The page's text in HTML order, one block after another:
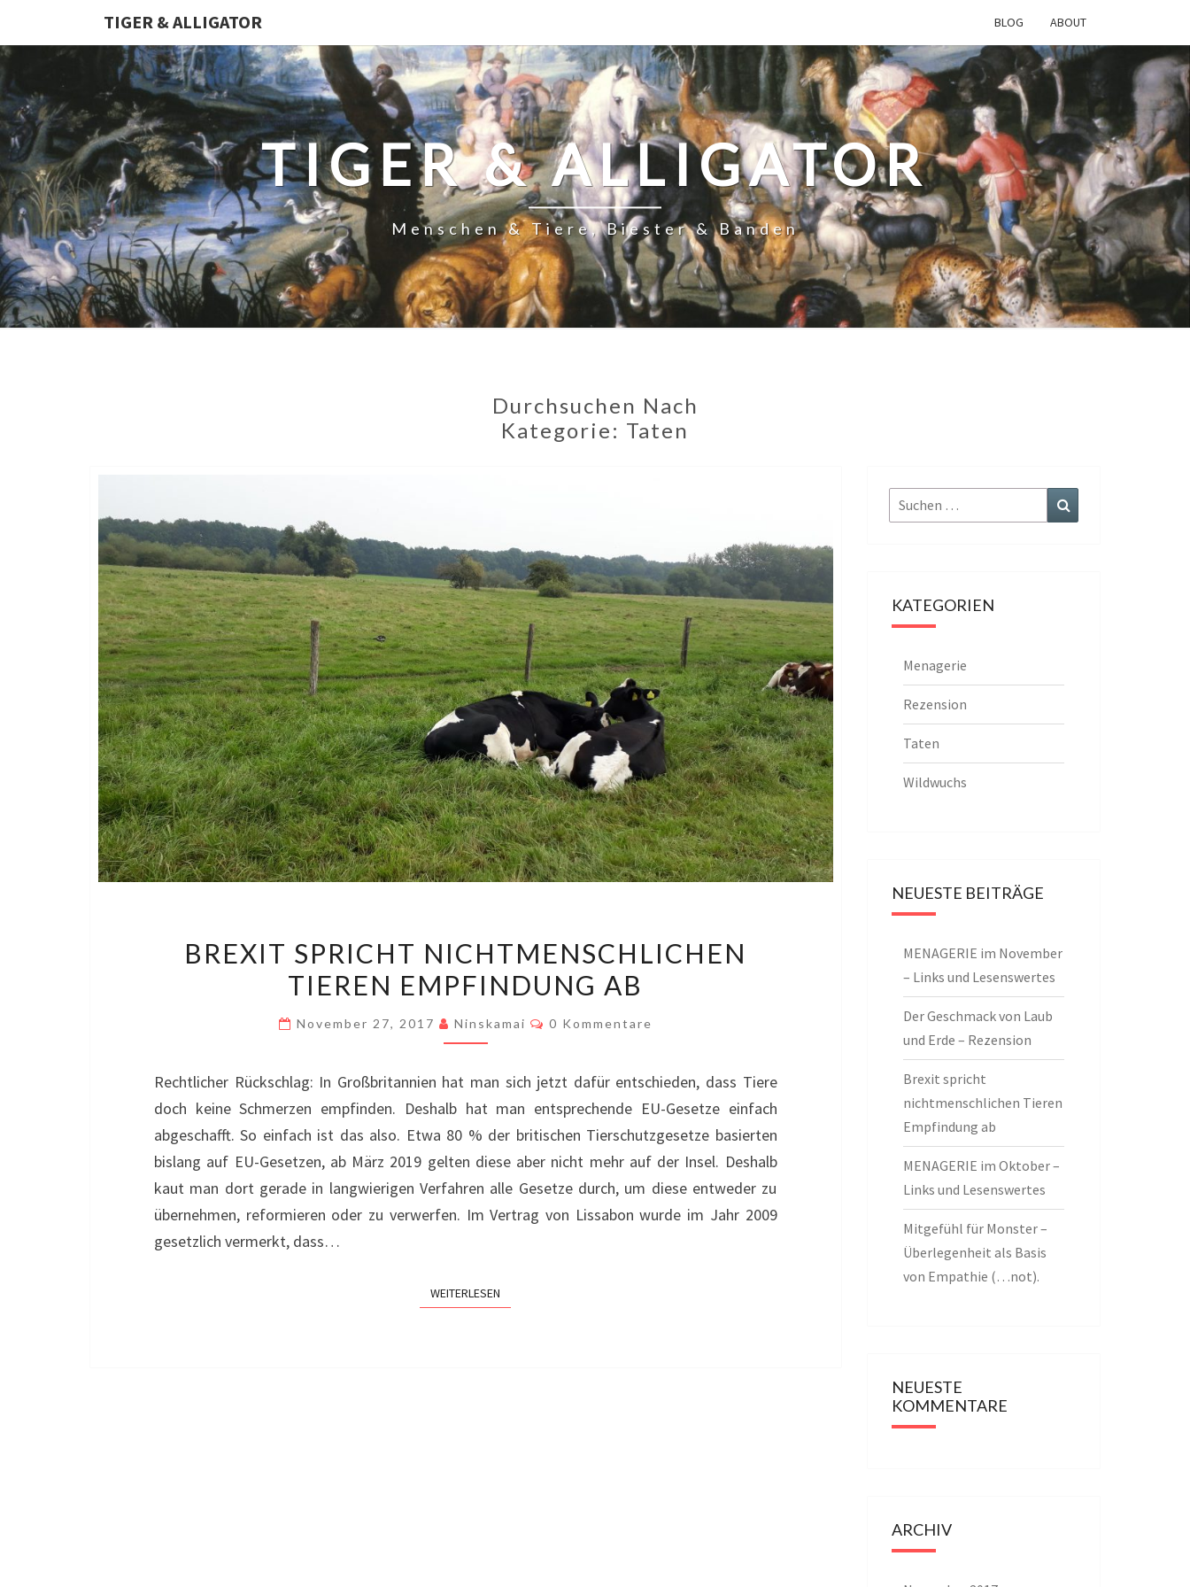
TIGER & ALLIGATOR BLOG ABOUT
TIGER & ALLIGATOR
Menschen & Tiere, Biester & Banden
Durchsuchen Nach
Kategorie: Taten
SPRICHT
NICHTMENSCHLICHEN
EMPFINDUNG
BREXIT SPRICHT NICHTMENSCHLICHEN
TIEREN EMPFINDUNG AB
November 27, 2017 Ninskamai Kommentare
0 Kommentare
Rechtlicher Rückschlag: In Großbritannien hat man sich jetzt dafür entschieden, dass Tiere
doch keine Schmerzen empfinden. Deshalb hat man entsprechende EU-Gesetze einfach
abgeschafft. So einfach ist das also. Etwa 80 % der britischen Tierschutzgesetze basierten
bislang auf EU-Gesetzen, ab März 2019 gelten diese aber nicht mehr auf der Insel. Deshalb
kaut man dort gerade in langwierigen Verfahren alle Gesetze durch, um diese entweder zu
übernehmen, reformieren oder zu verwerfen. Im Vertrag von Lissabon wurde im Jahr 2009
gesetzlich vermerkt, dass…
WEITERLESEN
Suchen
nach:
KATEGORIEN
Menagerie
Rezension
Taten
Wildwuchs
NEUESTE BEITRÄGE
MENAGERIE im November
– Links und Lesenswertes
Der Geschmack von Laub
und Erde – Rezension
Brexit spricht
nichtmenschlichen Tieren
Empfindung ab
MENAGERIE im Oktober –
Links und Lesenswertes
Mitgefühl für Monster –
Überlegenheit als Basis
von Empathie (…not).
NEUESTE
KOMMENTARE
ARCHIV